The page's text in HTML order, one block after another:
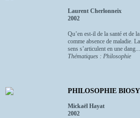
Laurent Cherlonneix
2002
Qu’en est-il de la santé et de
comme absence de maladie.
sens s’articulent en une dang...
Thématiques : Philosophie
PHILOSOPHIE
Mickaël Hayat
2002